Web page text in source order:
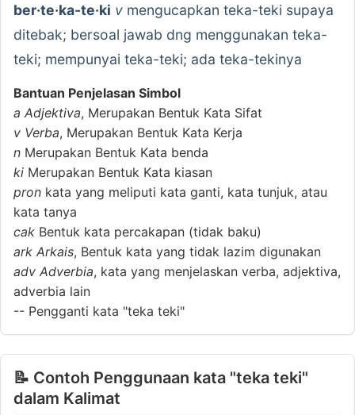
ber·te·ka-te·ki v mengucapkan teka-teki supaya
ditebak; bersoal jawab dng menggunakan teka-
teki; mempunyai teka-teki; ada teka-tekinya
Bantuan Penjelasan Simbol
a Adjektiva, Merupakan Bentuk Kata Sifat
v Verba, Merupakan Bentuk Kata Kerja
n Merupakan Bentuk Kata benda
ki Merupakan Bentuk Kata kiasan
pron kata yang meliputi kata ganti, kata tunjuk, atau
kata tanya
cak Bentuk kata percakapan (tidak baku)
ark Arkais, Bentuk kata yang tidak lazim digunakan
adv Adverbia, kata yang menjelaskan verba, adjektiva,
adverbia lain
-- Pengganti kata "teka teki"
📝 Contoh Penggunaan kata "teka teki"
dalam Kalimat